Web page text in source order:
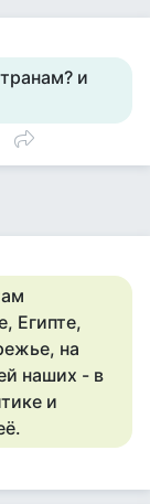
и
Египте,
на
наших - в
и